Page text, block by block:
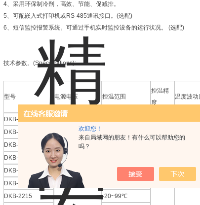
欢迎您！
来自局域网的朋友！有什么可以帮助您的
吗？
4、采用环保制冷剂，高效、节能、促减排。
5、可配嵌入式打印机或RS-485通讯接口。(选配)
6、短信监控报警系统。可通过手机实时监控设备的运行状况。 (选配)
技术参数。(Specifications):
型号 电源电压 控温范围
控温精
度
温度波动
DKB-1906
AC220V
50HZ
±1℃
DKB-2006
DKB-2206
DKB-2306
DKB-1915
DKB-2015
DKB-2215
-20~99℃